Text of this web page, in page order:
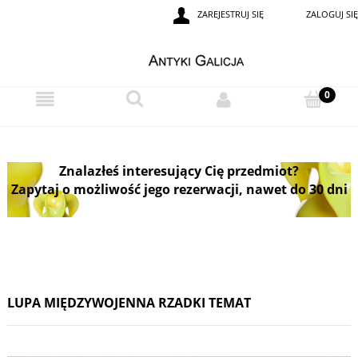
ZAREJESTRUJ SIĘ ZALOGUJ SIĘ
Znalazłeś interesujący Cię przedmiot?
Zapytaj o możliwość jego rezerwacji, nawet do 30 dni
LUPA MIĘDZYWOJENNA RZADKI TEMAT